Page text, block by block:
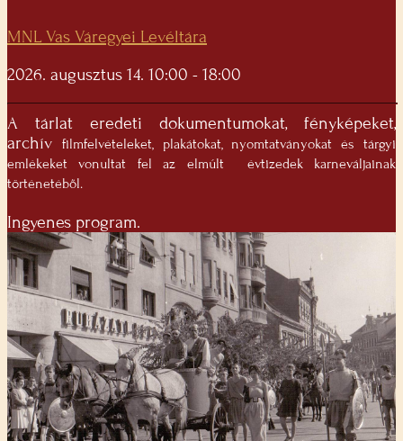
MNL Vas Váregyei Levéltára
2026. augusztus 14. 10:00 - 18:00
A tárlat eredeti dokumentumokat, fényképeket,
archív
filmfelvételeket, plakátokat, nyomtatványokat és tárgyi
emlékeket vonultat fel az elmúlt
évtizedek karneváljainak
történetéből.
Ingyenes program.